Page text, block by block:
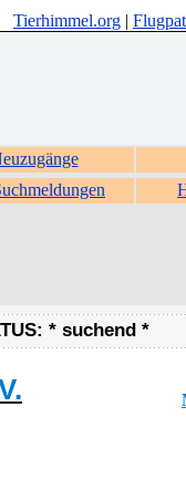
Tierhimmel.org |
* suchend *